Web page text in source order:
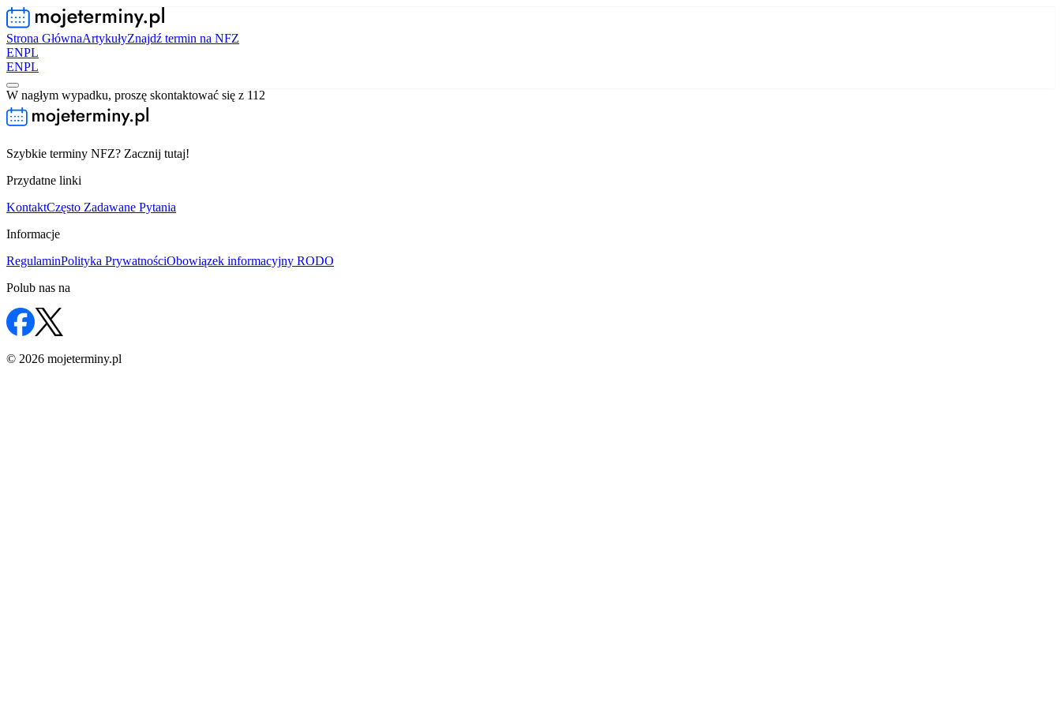
Strona GłównaArtykułyZnajdź termin na NFZ
ENPL
ENPL
W nagłym wypadku, proszę skontaktować się z 112
Szybkie terminy NFZ? Zacznij tutaj!
Przydatne linki
KontaktCzęsto Zadawane Pytania
Informacje
RegulaminPolityka PrywatnościObowiązek informacyjny RODO
Polub nas na
© 2026 mojeterminy.pl